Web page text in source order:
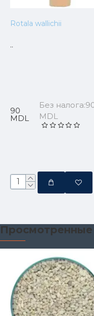
Rotala wallichii
..
90
MDL
Без
MDL
Просмотренные